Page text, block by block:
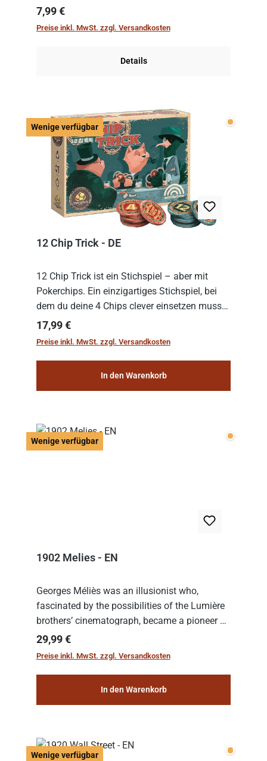
kniffliger als gedacht, denn die Differenz
zwischen ausgespielter Karte und der
Regulärer Preis:
7,99 €
Preise inkl. MwSt. zzgl. Versandkosten
Details
Wenige verfügbar Wenige
12 Chip Trick - DE
12 Chip Trick ist ein Stichspiel – aber mit
Pokerchips. Ein einzigartiges Stichspiel, bei
dem du deine 4 Chips clever einsetzen musst.
Wer die Chips mit dem höchsten Gesamtwert
hat, gewinnt die Runde. Aber Vorsicht: D...
Regulärer Preis:
17,99 €
Preise inkl. MwSt. zzgl. Versandkosten
In den Warenkorb
Wenige verfügbar Wenige
1902 Melies - EN
Georges Méliès was an illusionist who,
fascinated by the possibilities of the Lumière
brothers’ cinematograph, became a pioneer of
cinema. In 1902, he filmed his most famous
work: “Le Voyage dans la Lune” (“A Trip to...
Regulärer Preis:
29,99 €
Preise inkl. MwSt. zzgl. Versandkosten
In den Warenkorb
Wenige verfügbar Wenige